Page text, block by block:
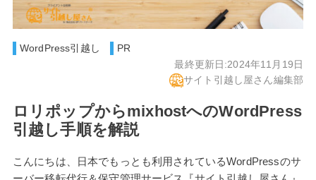
WordPress引越し
PR
最終更新日:2024年11月19日
サイト引越し屋さん編集部
ロリポップからmixhostへのWordPress
引越し手順を解説
こんにちは、日本でもっとも利用されているWordPressのサ